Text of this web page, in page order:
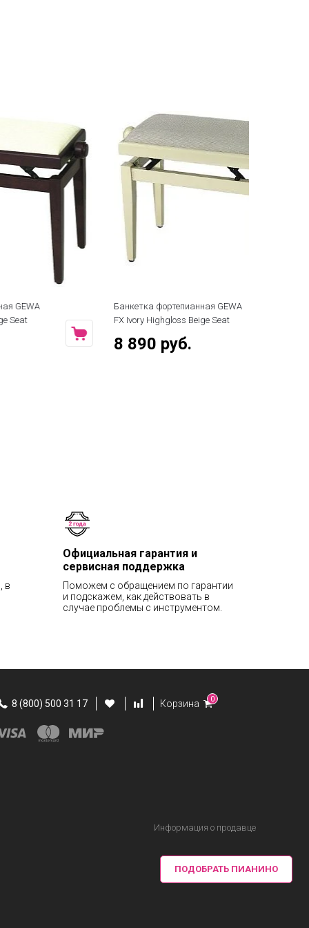
Банкетка фортепианная GEWA
FX Ivory Highgloss Beige Seat
8 890 руб.
в
Официальная гарантия и
сервисная поддержка
Поможем с обращением по гарантии
и подскажем, как действовать в
случае проблемы с инструментом.
8 (800) 500 31 17 Корзина 0
Информация о продавце
ПОДОБРАТЬ ПИАНИНО